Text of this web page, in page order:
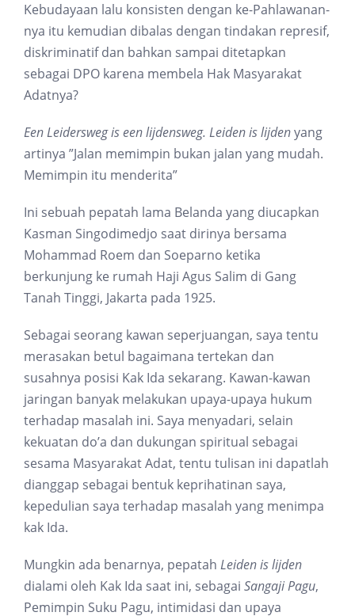
Kebudayaan lalu konsisten dengan ke-Pahlawanan-
nya itu kemudian dibalas dengan tindakan represif,
diskriminatif dan bahkan sampai ditetapkan
sebagai DPO karena membela Hak Masyarakat
Adatnya?
Een Leidersweg is een lijdensweg. Leiden is lijdenyang
artinya ”Jalan memimpin bukan jalan yang mudah.
Memimpin itu menderita”
Ini sebuah pepatah lama Belanda yang diucapkan
Kasman Singodimedjo saat dirinya bersama
Mohammad Roem dan Soeparno ketika
berkunjung ke rumah Haji Agus Salim di Gang
Tanah Tinggi, Jakarta pada 1925.
Sebagai seorang kawan seperjuangan, saya tentu
merasakan betul bagaimana tertekan dan
susahnya posisi Kak Ida sekarang. Kawan-kawan
jaringan banyak melakukan upaya-upaya hukum
terhadap masalah ini. Saya menyadari, selain
kekuatan do’a dan dukungan spiritual sebagai
sesama Masyarakat Adat, tentu tulisan ini dapatlah
dianggap sebagai bentuk keprihatinan saya,
kepedulian saya terhadap masalah yang menimpa
kak Ida.
Mungkin ada benarnya, pepatah Leiden is lijden
dialami oleh Kak Ida saat ini, sebagai Sangaji Pagu,
Pemimpin Suku Pagu, intimidasi dan upaya